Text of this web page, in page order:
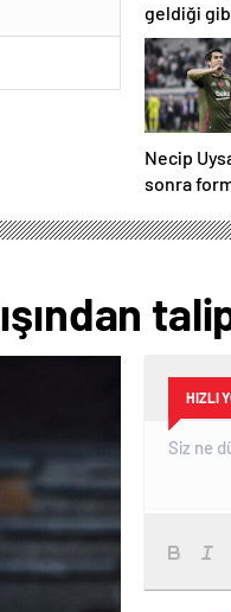
geldiği
Necip
sonra
HIZLI